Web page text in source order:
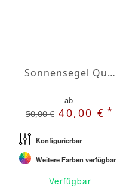
Sonnensegel Quadrat Wasserabweisend Olefin quadrat 5,5 x 5,5m
ab
50,00 € 40,00 €*
Konfigurierbar
Weitere Farben verfügbar
Verfügbar